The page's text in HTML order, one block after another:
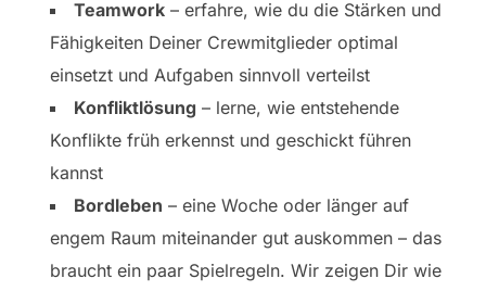
Teamwork – erfahre, wie du die Stärken und
Fähigkeiten Deiner Crewmitglieder optimal
einsetzt und Aufgaben sinnvoll verteilst
Konfliktlösung – lerne, wie entstehende
Konflikte früh erkennst und geschickt führen
kannst
Bordleben – eine Woche oder länger auf
engem Raum miteinander gut auskommen – das
braucht ein paar Spielregeln. Wir zeigen Dir wie